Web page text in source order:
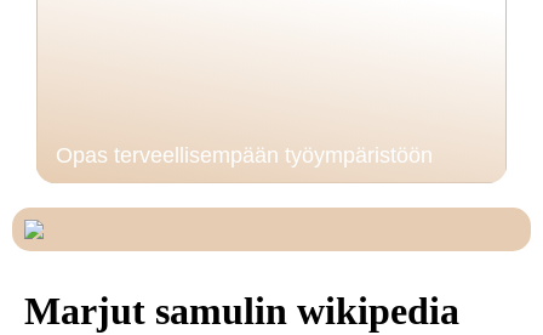
Opas terveellisempään työympäristöön
Marjut samulin wikipedia